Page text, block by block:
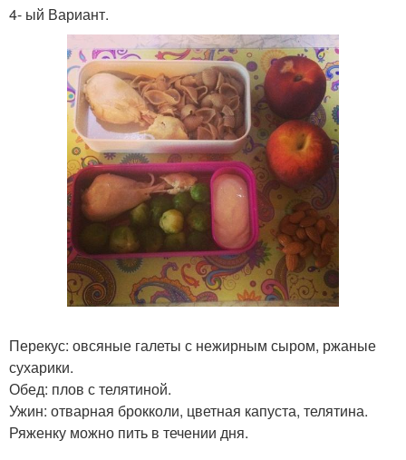
4- ый Вариант.
Перекус: овсяные галеты с нежирным сыром, ржаные
сухарики.
Обед: плов с телятиной.
Ужин: отварная брокколи, цветная капуста, телятина.
Ряженку можно пить в течении дня.